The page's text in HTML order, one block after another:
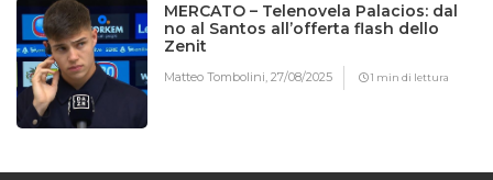
MERCATO – Telenovela Palacios: dal
no al Santos all’offerta flash dello
Zenit
Matteo Tombolini,27/08/2025 1 min di lettura